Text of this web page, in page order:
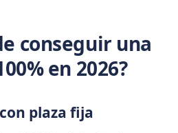
conseguir una
en 2026?
plaza fija